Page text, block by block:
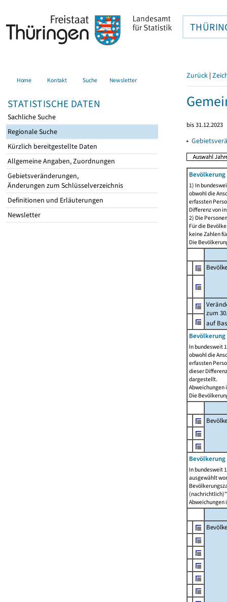
Home Kontakt Suche Newsletter
STATISTISCHE DATEN
Sachliche Suche
Regionale Suche
Kürzlich bereitgestellte Daten
Allgemeine Angaben, Zuordnungen
Gebietsveränderungen,
Änderungen zum Schlüsselverzeichnis
Definitionen und Erläuterungen
Newsletter
Zurück |
bis 31.12.2023
▸
1) In
obwohl die
erfassten
Differenz von
2) Die
Für die
keine Zahlen
Die
zum
auf
Bevölkerung
In bundesweit
obwohl die
erfassten
dieser
dargestellt.
Abweichungen
Die
In bundesweit
ausgewählt
Abweichungen